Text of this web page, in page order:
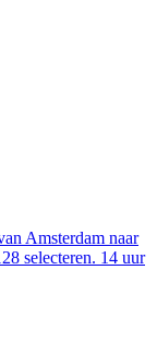
Amsterdam naar
selecteren. 14 uur